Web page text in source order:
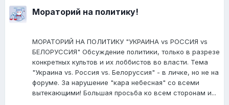
Мораторий на политику!
МОРАТОРИЙ НА ПОЛИТИКУ "УКРАИНА vs РОССИЯ vs
БЕЛОРУССИЯ" Обсуждение политики, только в разрезе
конкретных культов и их лоббистов во власти. Тема
"Украина vs. Россия vs. Белоруссия" - в личке, но не на
форуме. За нарушение "кара небесная" со всеми
вытекающими! Большая просьба ко всем сторонам и...